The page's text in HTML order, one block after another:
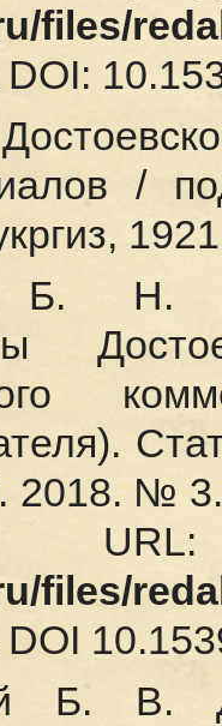
files/
/
Б. Н.
2018. №
files/
Б. В.